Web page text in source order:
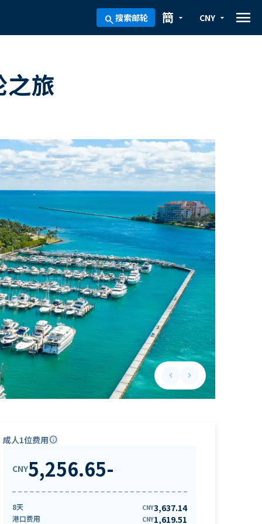
search搜索邮轮 arrow_drop_down
簡 arrow_drop_down
CNY menu
旅
keyboard_arrow_leftPrevious slide
keyboard_arrow_rightNext slide
成人1位费用info
CNY5,256.65-
8天 CNY3,637.14
港口费用 CNY1,619.51